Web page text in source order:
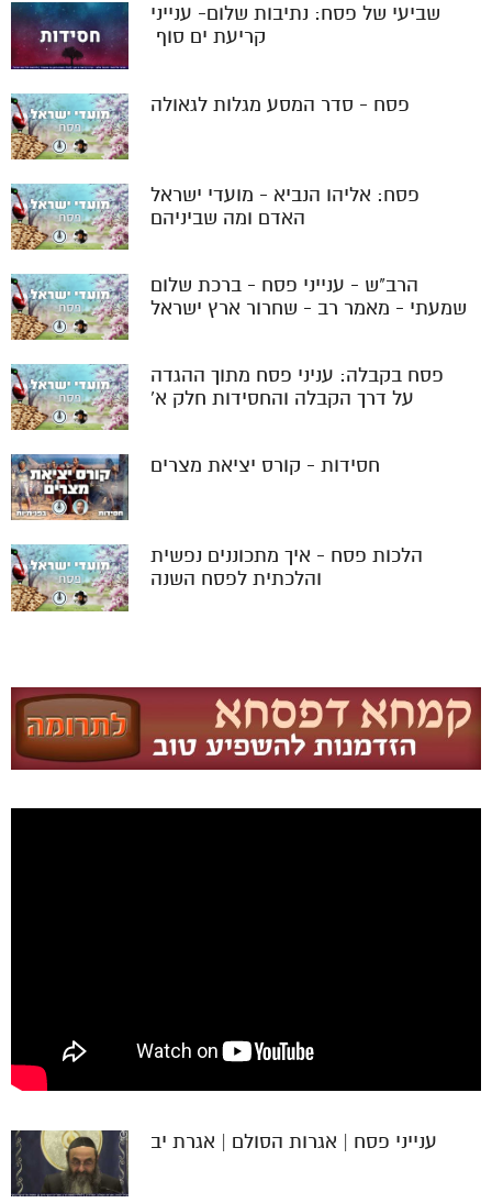
שביעי של פסח: נתיבות שלום- ענייני
קריעת ים סוף ‬
פסח - סדר המסע מגלות לגאולה
פסח: אליהו הנביא - מועדי ישראל
האדם ומה שביניהם
הרב"ש - ענייני פסח - ברכת שלום
שמעתי - מאמר רב - שחרור ארץ ישראל
פסח בקבלה: עניני פסח מתוך ההגדה
על דרך הקבלה והחסידות חלק א'
חסידות - קורס יציאת מצרים
הלכות פסח - איך מתכוננים נפשית
והלכתית לפסח השנה
ענייני פסח | אגרות הסולם | אגרת יב